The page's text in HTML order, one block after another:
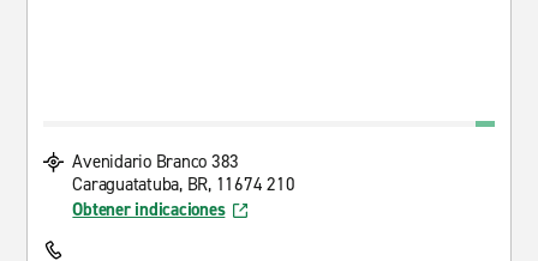
Avenidario Branco 383
Caraguatatuba, BR, 11674 210
Obtener indicaciones